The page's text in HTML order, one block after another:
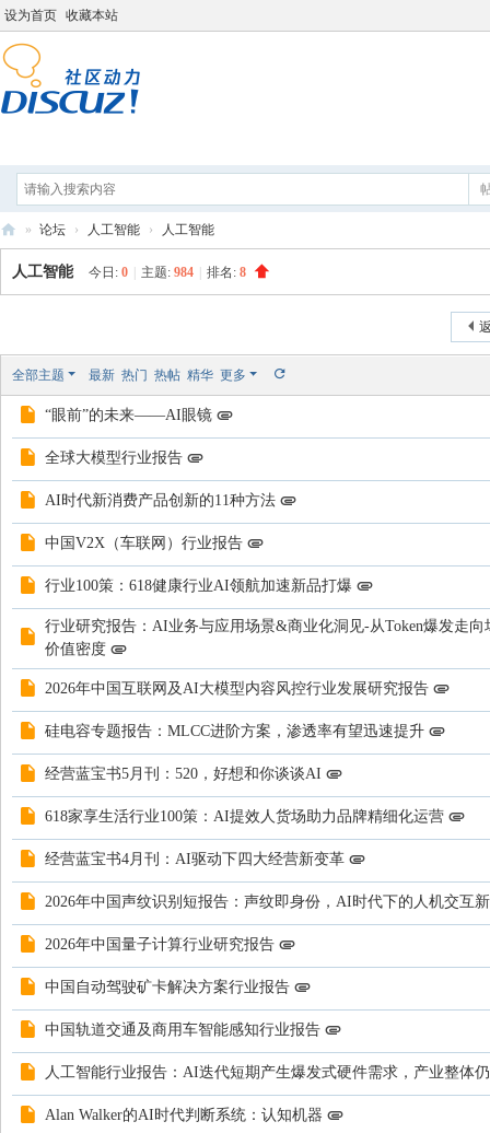
设为首页 收藏本站
工
学
» 论坛 › 人工智能 › 人工智能
人工智能 今日: 0 主题: 984 排名: 8
全部主题 最新 热门 热帖 精华 更多
“眼前”的未来——AI眼镜
全球大模型行业报告
AI时代新消费产品创新的11种方法
中国V2X（车联网）行业报告
行业100策：618健康行业AI领航加速新品打爆
行业研究报告：AI业务与应用场景&商业化洞见-从Token爆发走
价值密度
2026年中国互联网及AI大模型内容风控行业发展研究报告
硅电容专题报告：MLCC进阶方案，渗透率有望迅速提升
经营蓝宝书5月刊：520，好想和你谈谈AI
618家享生活行业100策：AI提效人货场助力品牌精细化运营
经营蓝宝书4月刊：AI驱动下四大经营新变革
2026年中国声纹识别短报告：声纹即身份，AI时代下的人机交互
2026年中国量子计算行业研究报告
中国自动驾驶矿卡解决方案行业报告
中国轨道交通及商用车智能感知行业报告
人工智能行业报告：AI迭代短期产生爆发式硬件需求，产业整体
Alan Walker的AI时代判断系统：认知机器